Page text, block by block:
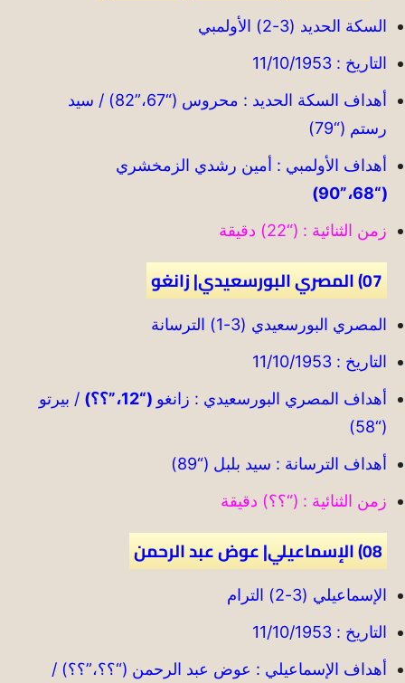
السكة الحديد (3-2) الأولمبي
التاريخ : 11/10/1953
أهداف السكة الحديد : محروس (“67،”82) / سيد
رستم (“79)
أهداف الأولمبي : أمين رشدي الزمخشري
(“68،”90)
زمن الثنائية : (“22) دقيقة
07) المصري البورسعيدي| زانغو
المصري البورسعيدي (3-1) الترسانة
التاريخ : 11/10/1953
أهداف المصري البورسعيدي : زانغو (“12،”؟؟)
/ بيرتو
(“58)
أهداف الترسانة : سيد بلبل (“89)
زمن الثنائية : (“؟؟) دقيقة
08) الإسماعيلي| عوض عبد الرحمن
الإسماعيلي (3-2) الترام
التاريخ : 11/10/1953
أهداف الإسماعيلي : عوض عبد الرحمن (“؟؟،”؟؟) /